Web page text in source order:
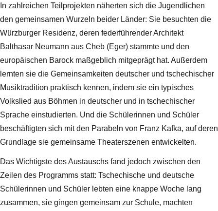
In zahlreichen Teilprojekten näherten sich die Jugendlichen
den gemeinsamen Wurzeln beider Länder: Sie besuchten die
Würzburger Residenz, deren federführender Architekt
Balthasar Neumann aus Cheb (Eger) stammte und den
europäischen Barock maßgeblich mitgeprägt hat. Außerdem
lernten sie die Gemeinsamkeiten deutscher und tschechischer
Musiktradition praktisch kennen, indem sie ein typisches
Volkslied aus Böhmen in deutscher und in tschechischer
Sprache einstudierten. Und die Schülerinnen und Schüler
beschäftigten sich mit den Parabeln von Franz Kafka, auf deren
Grundlage sie gemeinsame Theaterszenen entwickelten.
Das Wichtigste des Austauschs fand jedoch zwischen den
Zeilen des Programms statt: Tschechische und deutsche
Schülerinnen und Schüler lebten eine knappe Woche lang
zusammen, sie gingen gemeinsam zur Schule, machten